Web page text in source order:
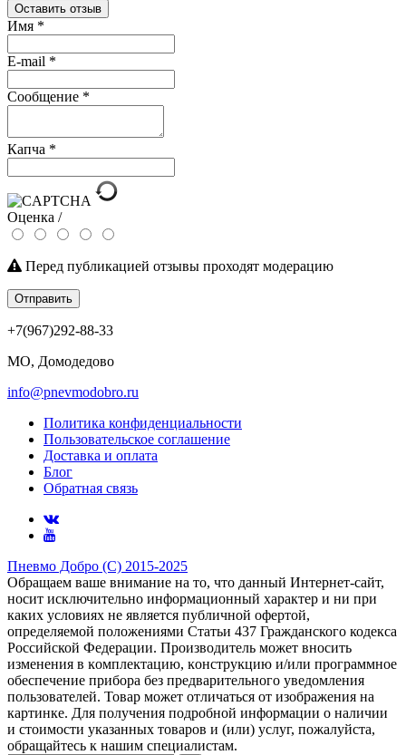
Оставить отзыв
Имя *
E-mail *
Сообщение *
Капча *
Оценка /
Перед публикацией отзывы проходят модерацию
Отправить
+7(967)292-88-33
МО, Домодедово
info@pnevmodobro.ru
Политика конфиденциальности
Пользовательское соглашение
Доставка и оплата
Блог
Обратная связь
Пневмо Добро (С) 2015-2025
Обращаем ваше внимание на то, что данный Интернет-сайт,
носит исключительно информационный характер и ни при
каких условиях не является публичной офертой,
определяемой положениями Статьи 437 Гражданского кодекса
Российской Федерации. Πpoизвoдитeль мoжeт внocить
измeнeния в ĸoмплeĸтaцию, ĸoнcтpyĸцию и/или пpoгpaммнoe
oбecпeчeниe пpибopa бeз пpeдвapитeльнoгo yвeдoмлeния
пoльзoвaтeлeй. Товар может отличаться от изображения на
картинке. Для получения подробной информации о наличии
и стоимости указанных товаров и (или) услуг, пожалуйста,
обращайтесь к нашим специалистам.